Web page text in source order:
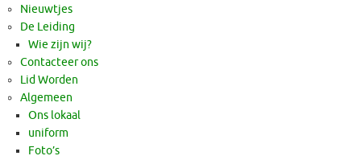
Nieuwtjes
De Leiding
Wie zijn wij?
Contacteer ons
Lid Worden
Algemeen
Ons lokaal
uniform
Foto’s